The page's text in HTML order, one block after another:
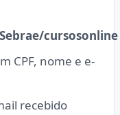
cursosonline
CPF, nome e e-
recebido